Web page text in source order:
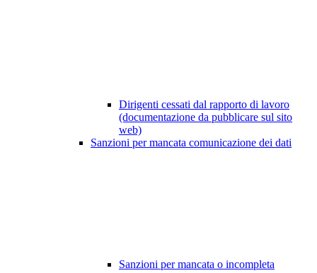
Dirigenti cessati dal rapporto di lavoro
(documentazione da pubblicare sul sito
web)
Sanzioni per mancata comunicazione dei dati
Sanzioni per mancata o incompleta